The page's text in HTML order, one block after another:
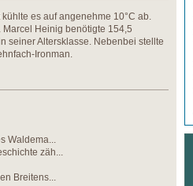
es auf angenehme 10°C ab.
Heinig benötigte 154,5
seiner Altersklasse. Nebenbei stellte
Ironman.
Waldema...
zäh...
Breitens...